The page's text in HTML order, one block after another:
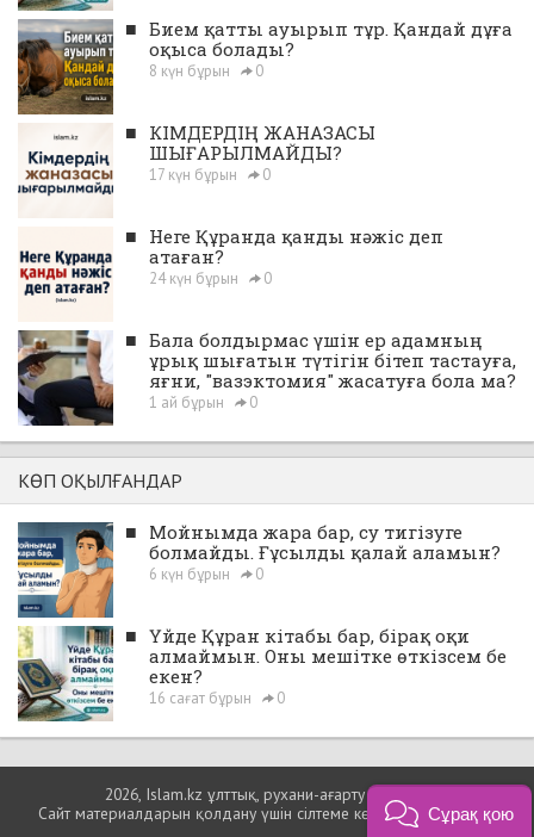
■ Бием қатты ауырып тұр. Қандай дұға
оқыса болады?
8 күн бұрын 0
■ КІМДЕРДІҢ ЖАНАЗАСЫ
ШЫҒАРЫЛМАЙДЫ?
17 күн бұрын 0
■ Неге Құранда қанды нәжіс деп
атаған?
24 күн бұрын 0
■ Бала болдырмас үшін ер адамның
ұрық шығатын түтігін бітеп тастауға,
яғни, "вазэктомия" жасатуға бола ма?
1 ай бұрын 0
КӨП ОҚЫЛҒАНДАР
■ Мойнымда жара бар, су тигізуге
болмайды. Ғұсылды қалай аламын?
6 күн бұрын 0
■ Үйде Құран кітабы бар, бірақ оқи
алмаймын. Оны мешітке өткізсем бе
екен?
16 сағат бұрын 0
2026, Islam.kz ұлттық, рухани-ағарту порталы
Сайт материалдарын қолдану үшін сілтеме көрсетуіңіз міндетті.
Сұрақ қою